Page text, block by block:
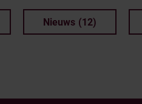
Nieuws (12)